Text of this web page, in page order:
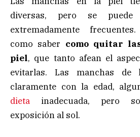
diversas, pero se
extremadamente
como saber como quitar
piel, que tanto afean el
evitarlas. Las manchas de
claramente con la edad,
dieta inadecuada, pero
exposición al sol.